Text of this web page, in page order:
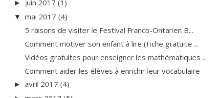
► juin 2017 (1)
▼ mai 2017 (4)
5 raisons de visiter le Festival Franco-Ontarien B...
Comment motiver son enfant à lire (Fiche gratuite ...
Vidéos gratuites pour enseigner les mathématiques ...
Comment aider les élèves à enrichir leur vocabulaire
► avril 2017 (4)